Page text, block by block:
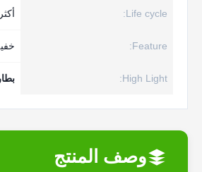
Life cycle: أكثر
Feature:
High Light:
وصف المنتج